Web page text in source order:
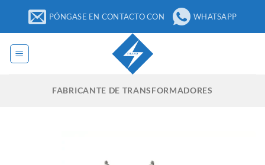
contenido
PÓNGASE EN CONTACTO CON WHATSAPP
FABRICANTE DE TRANSFORMADORES